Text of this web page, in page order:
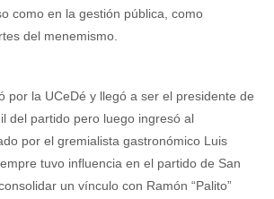
como en la gestión pública, como
del menemismo.
por la UCeDé y llegó a ser el presidente de
del partido pero luego ingresó al
por el gremialista gastronómico Luis
tuvo influencia en el partido de San
un vínculo con Ramón “Palito”